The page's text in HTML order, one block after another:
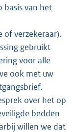
basis van het
verzekeraar).
gebruikt
voor alle
ook met uw
over het op
bedden
willen we dat